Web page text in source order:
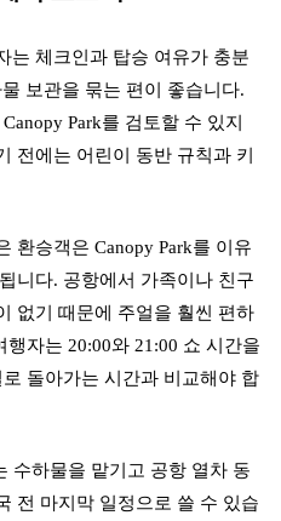
는 체크인과 탑승 여유가 충분
보관을 묶는 편이 좋습니다.
Park를 검토할 수 있지
전에는 어린이 동반 규칙과 키
환승객은 Canopy Park를 이유
니다. 공항에서 가족이나 친구
없기 때문에 주얼을 훨씬 편하
자는 20:00와 21:00 쇼 시간을
돌아가는 시간과 비교해야 합
수하물을 맡기고 공항 열차 동
전 마지막 일정으로 쓸 수 있습